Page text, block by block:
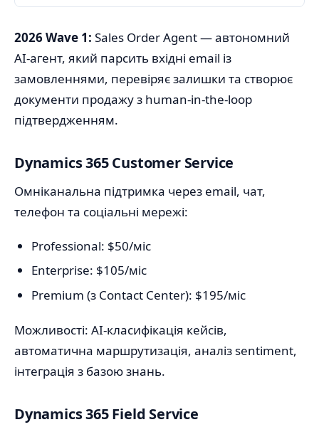
2026 Wave 1: Sales Order Agent — автономний
AI-агент, який парсить вхідні email із
замовленнями, перевіряє залишки та створює
документи продажу з human-in-the-loop
підтвердженням.
Dynamics 365 Customer Service
Омніканальна підтримка через email, чат,
телефон та соціальні мережі:
Professional: $50/міс
Enterprise: $105/міс
Premium (з Contact Center): $195/міс
Можливості: AI-класифікація кейсів,
автоматична маршрутизація, аналіз sentiment,
інтеграція з базою знань.
Dynamics 365 Field Service